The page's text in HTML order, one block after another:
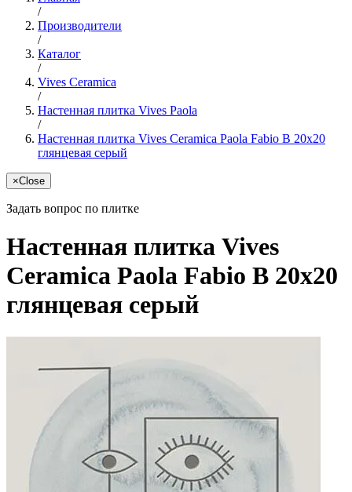
/
Производители
/
Каталог
/
Vives Ceramica
/
Настенная плитка Vives Paola
/
Настенная плитка Vives Ceramica Paola Fabio B 20x20
глянцевая серый
×Close
Задать вопрос по плитке
Настенная плитка Vives
Ceramica Paola Fabio B 20x20
глянцевая серый